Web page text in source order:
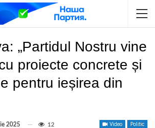
„Partidul Nostru vine
proiecte concrete și
pentru ieșirea din
Video Politic
2025 12